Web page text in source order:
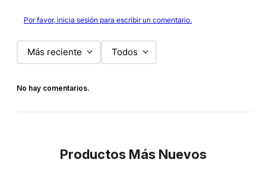
Por favor, inicia sesión para escribir un comentario.
Más reciente Todos
No hay comentarios.
Productos Más Nuevos